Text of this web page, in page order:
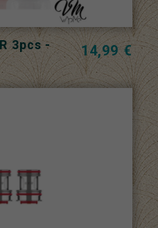
3pcs -
14,99 €